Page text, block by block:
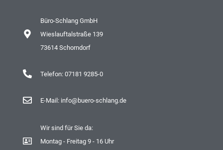
Büro-Schlang GmbH
Wieslauftalstraße 139
73614 Schorndorf
Telefon: 07181 9285-0
E-Mail: info@buero-schlang.de
Wir sind für Sie da:
Montag - Freitag 9 - 16 Uhr